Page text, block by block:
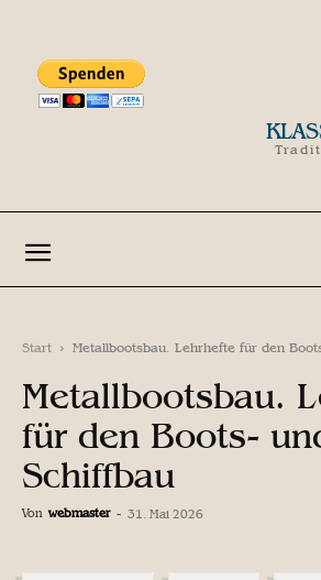
Start Metallbootsbau. Lehrhefte für den
Metallbootsbau.
für den Boots-
Schiffbau
Von webmaster - 31. Mai 2026